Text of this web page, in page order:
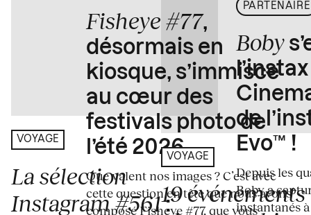
VOYAGE
La sélection
Instagram #561:
Fisheye #77,
désormais en
kiosque, s’immisce
au cœur des
festivals photo de
l’été 2026
Que valent nos images ? C’est avec
cette question en tête que nous avons
composé Fisheye #77, que vous
VOYAGE
19 événements
PARTENAIRE
Boby
de
Evo™ !
Depuis les
Boby a
instantanés